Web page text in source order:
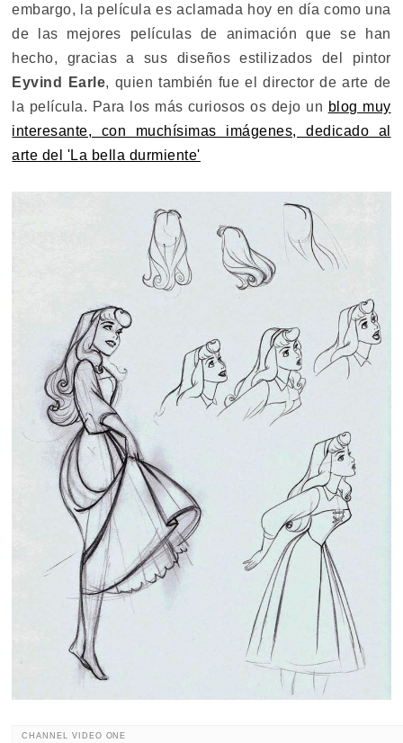
embargo, la película es aclamada hoy en día como una
de las mejores películas de animación que se han
hecho, gracias a sus diseños estilizados del pintor
Eyvind Earle, quien también fue el director de arte de
la película. Para los más curiosos os dejo un blog muy
interesante, con muchísimas imágenes, dedicado al
arte del 'La bella durmiente'
CHANNEL VIDEO ONE